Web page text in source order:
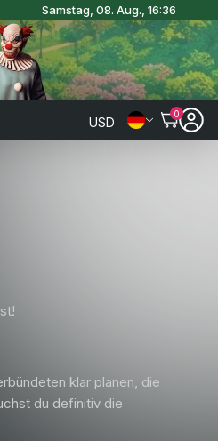
Samstag, 08. Aug., 16:36
USD
0
klar planen, die
du definitiv die